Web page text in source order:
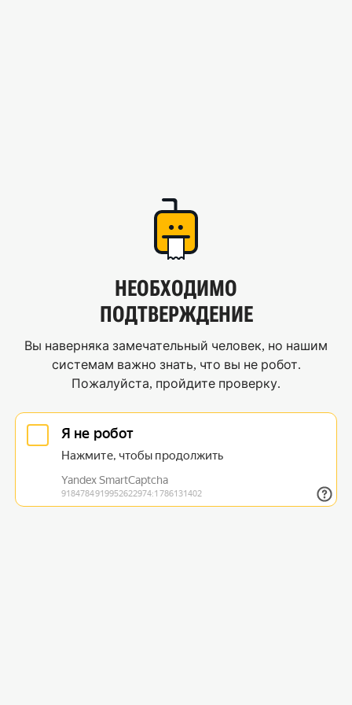
НЕОБХОДИМО
ПОДТВЕРЖДЕНИЕ
Вы наверняка замечательный человек, но нашим
системам важно знать, что вы не робот.
Пожалуйста, пройдите проверку.